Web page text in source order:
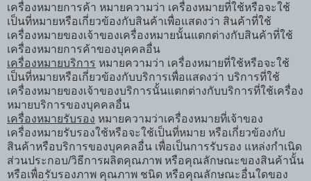
เครื่องหมายการค้า หมายความว่า เครื่องหมายที่ใช้หรือจะใช้
เป็นที่หมายหรือเกี่ยวข้องกับสินค้าเพื่อแสดงว่า สินค้าที่ใช้
เครื่องหมายของเจ้าของเครื่องหมายนั้นแตกต่างกับสินค้าที่ใช้
เครื่องหมายการค้าของบุคคลอื่น
เครื่องหมายบริการ หมายความว่า เครื่องหมายที่ใช้หรือจะใช้
เป็นที่หมายหรือเกี่ยวข้องกับบริการเพื่อแสดงว่า บริการที่ใช้
เครื่องหมายของเจ้าของบริการนั้นแตกต่างกับบริการที่ใช้เครื่อง
หมายบริการของบุคคลอื่น
เครื่องหมายรับรอง หมายความว่าเครื่องหมายที่เจ้าของ
เครื่องหมายรับรองใช้หรือจะใช้เป็นที่หมาย หรือเกี่ยวข้องกับ
สินค้าหรือบริการของบุคคลอื่น เพื่อเป็นการรับรอง แหล่งกำเนิด
ส่วนประกอบ/วิธีการผลิตคุณภาพ หรือคุณลักษณะของสินค้านั้น
หรือเพื่อรับรองภาพ คุณภาพ ชนิด หรือคุณลักษณะอื่นใดของ